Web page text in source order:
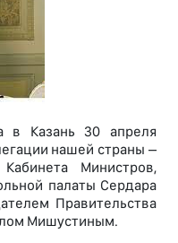
в Казань 30 апреля
нашей страны –
Министров,
палаты Сердара
Правительства
Мишустиным.